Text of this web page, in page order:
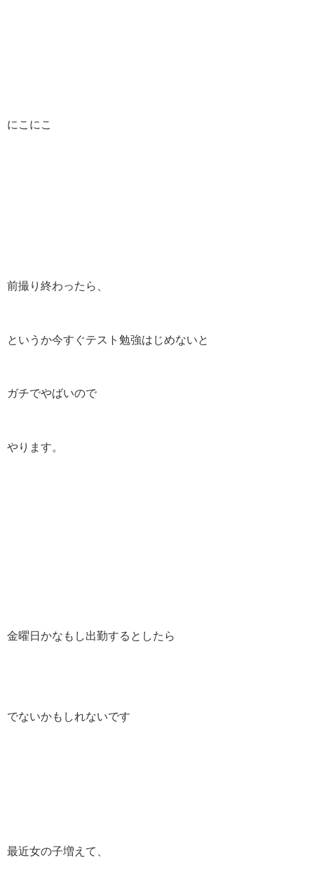
にこにこ
前撮り終わったら、
というか今すぐテスト勉強はじめないと
ガチでやばいので
やります。
金曜日かなもし出勤するとしたら
でないかもしれないです
最近女の子増えて、